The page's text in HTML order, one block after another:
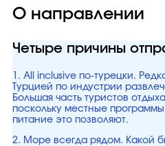
О направлении
Четыре причины
1. All inclusive по-турецки.
Турцией по индустрии
Большая часть туристов
поскольку местные
питание это позволяют.
2. Море всегда рядом. Какой